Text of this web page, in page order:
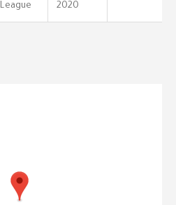
League
2020